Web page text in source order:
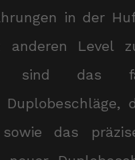
in der
anderen Level
sind das
das